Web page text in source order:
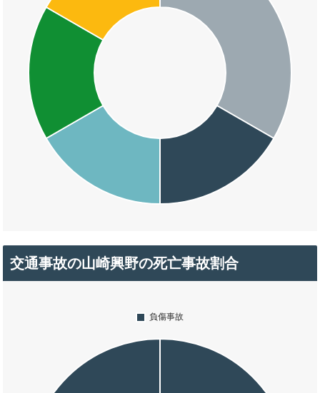
交通事故の山崎興野の死亡事故割合